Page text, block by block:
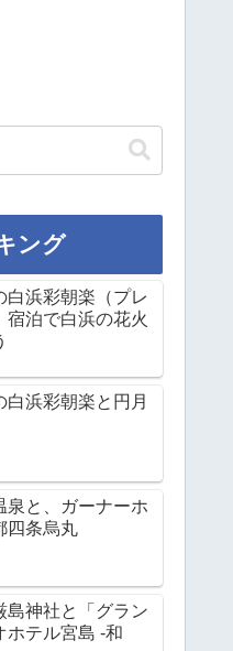
ング
白浜彩朝楽（プレ
宿泊で白浜の花火
白浜彩朝楽と円月
泉と、ガーナーホ
四条烏丸
島神社と「グラン
ホテル宮島 -和